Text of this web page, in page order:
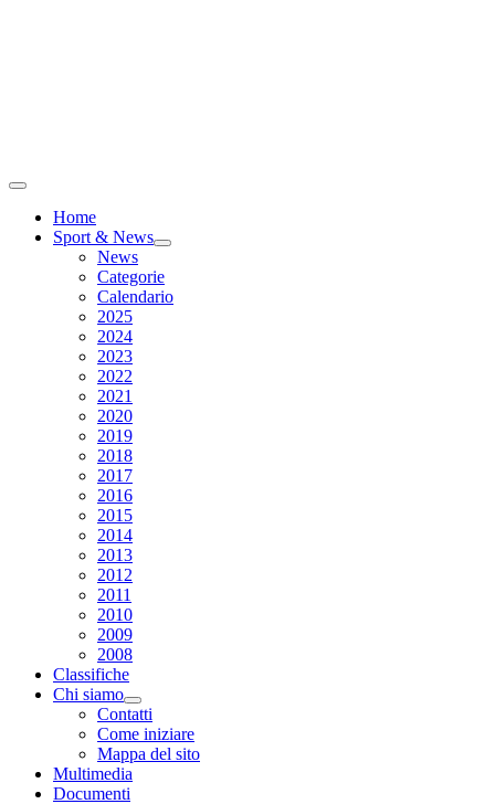
Home
Sport & News
News
Categorie
Calendario
2025
2024
2023
2022
2021
2020
2019
2018
2017
2016
2015
2014
2013
2012
2011
2010
2009
2008
Classifiche
Chi siamo
Contatti
Come iniziare
Mappa del sito
Multimedia
Documenti